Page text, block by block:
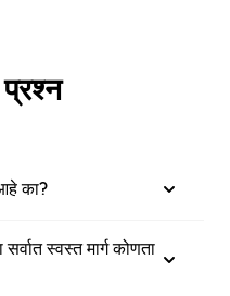
प्रश्न
का?
स्वस्त मार्ग कोणता